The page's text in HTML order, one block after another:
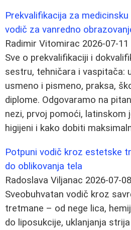
Prekvalifikacija za
vodič za vanredno
Radimir Vitomirac 2026-07-11
Sve o prekvalifikaciji i
sestru, tehničara i vaspitača:
usmeno i pismeno, praksa,
diplome. Odgovaramo na
nezi, prvoj pomoći, latinskom
higijeni i kako dobiti
Potpuni vodič kroz estetske
do oblikovanja tela
Radoslava Viljanac 2026-07-08
Sveobuhvatan vodič kroz
tretmane – od nege lica,
do liposukcije, uklanjanja